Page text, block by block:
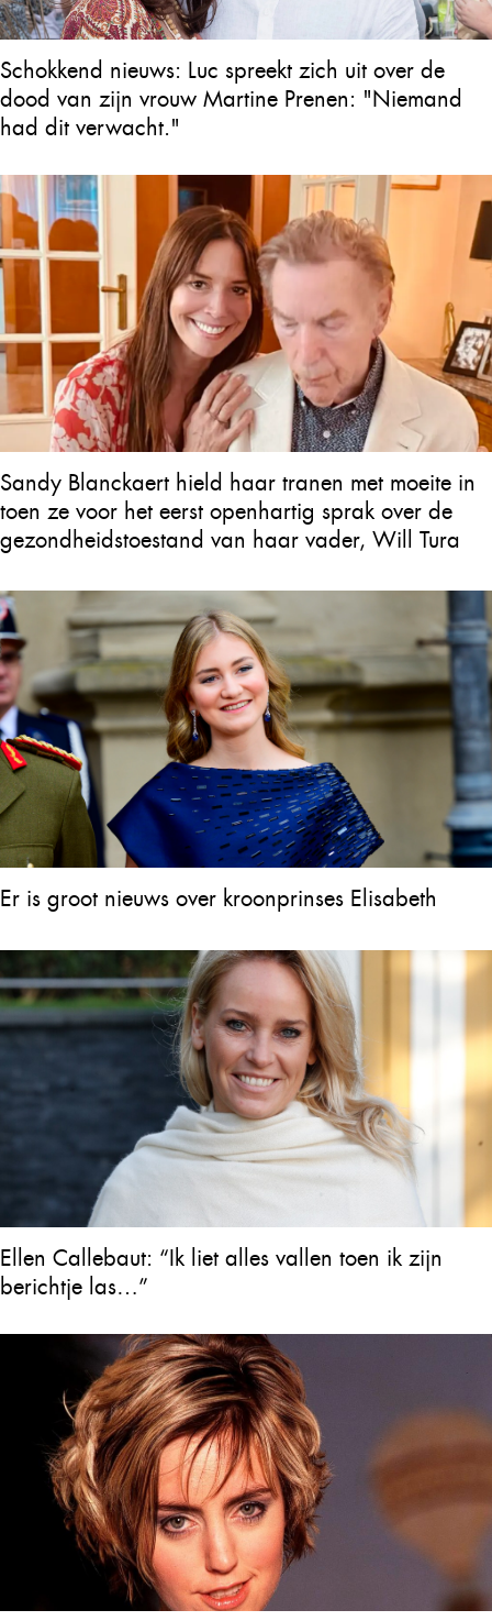
Schokkend nieuws: Luc spreekt zich uit over de
dood van zijn vrouw Martine Prenen: "Niemand
had dit verwacht."
Sandy Blanckaert hield haar tranen met moeite in
toen ze voor het eerst openhartig sprak over de
gezondheidstoestand van haar vader, Will Tura
Er is groot nieuws over kroonprinses Elisabeth
Ellen Callebaut: “Ik liet alles vallen toen ik zijn
berichtje las…”